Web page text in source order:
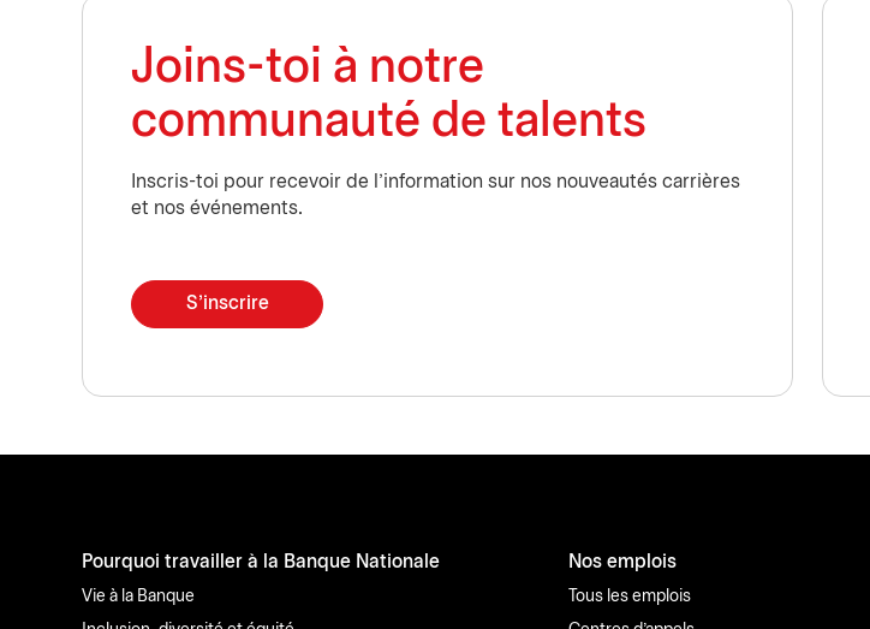
Joins-toi à notre
communauté de talents
Inscris-toi pour recevoir de l'information sur nos nouveautés carrières
et nos événements.
S'inscrire
Pourquoi travailler à la Banque Nationale
Vie à la Banque
Nos emplois
Tous les emplois